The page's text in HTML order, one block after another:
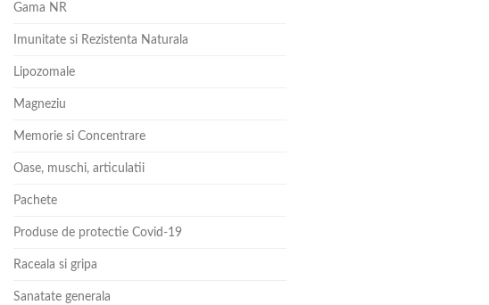
Gama NR
Imunitate si Rezistenta Naturala
Lipozomale
Magneziu
Memorie si Concentrare
Oase, muschi, articulatii
Pachete
Produse de protectie Covid-19
Raceala si gripa
Sanatate generala